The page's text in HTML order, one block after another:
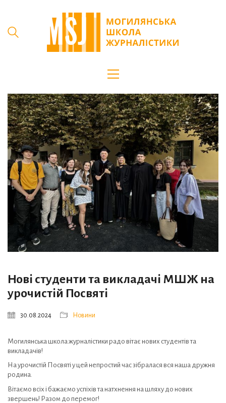
Нові студенти та викладачі МШЖ на
урочистій Посвяті
30.08.2024 Новини
Могилянська школа журналістики радо вітає нових студентів та
викладачів!
На урочистій Посвяті у цей непростий час зібралася вся наша дружня
родина.
Вітаємо всіх і бажаємо успіхів та натхнення на шляху до нових
звершень! Разом до перемог!